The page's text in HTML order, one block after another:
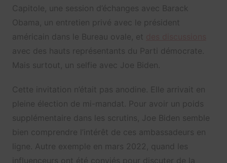
Capitole, une session d’échanges avec Barack
Obama, un entretien privé avec le président
américain dans le Bureau ovale, et
avec des hauts représentants du Parti démocrate.
Mais surtout, un selfie avec Joe Biden.
Cette invitation n’était pas anodine. Elle arrivait en
pleine élection de mi-mandat. Pour avoir un poids
supplémentaire dans les scrutins, Joe Biden semble
bien comprendre l’intérêt de ces ambassadeurs en
ligne. Autre exemple en mars 2022, quand les
influenceurs ont été conviés pour discuter de la